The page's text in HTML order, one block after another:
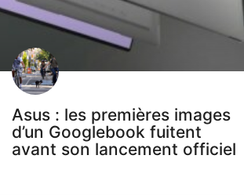
Asus : les premières images
d’un Googlebook fuitent
avant son lancement officiel